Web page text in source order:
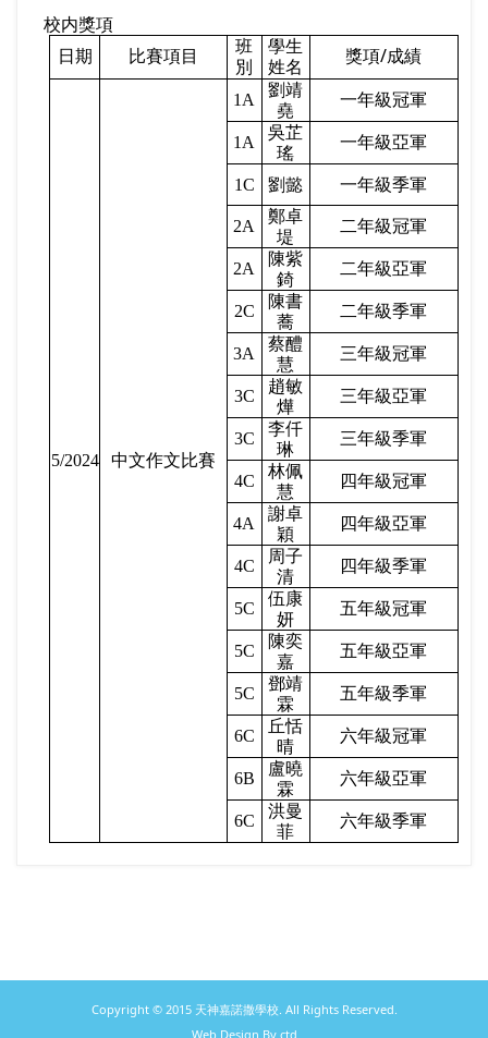
校内獎項
日期
比賽項目
班
別
學生
姓名
獎項/成績
5/2024 中文作文比賽
1A
劉靖
堯
一年級冠軍
1A
吳芷
瑤
一年級亞軍
1C 劉懿 一年級季軍
2A
鄭卓
堤
二年級冠軍
2A
陳紫
錡
二年級亞軍
2C
陳書
蕎
二年級季軍
3A
蔡醴
慧
三年級冠軍
3C
趙敏
燁
三年級亞軍
3C
李仟
琳
三年級季軍
4C
林佩
慧
四年級冠軍
4A
謝卓
穎
四年級亞軍
4C
周子
清
四年級季軍
5C
伍康
妍
五年級冠軍
5C
陳奕
嘉
五年級亞軍
5C
鄧靖
霖
五年級季軍
6C
丘恬
晴
六年級冠軍
6B
盧曉
霖
六年級亞軍
6C
洪曼
菲
六年級季軍
Copyright © 2015 天神嘉諾撒學校. All Rights Reserved.
Web Design By ctd